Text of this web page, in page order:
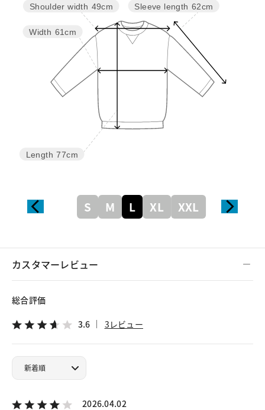
Sleeve length 62cm
Length 77cm
Width 61cm
Shoulder width 49cm
S M L XL XXL
カスタマーレビュー
総合評価
3.6 3レビュー
2026.04.02